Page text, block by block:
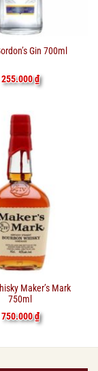
Gin 700ml
255.000₫
Maker’s Mark
750ml
750.000₫